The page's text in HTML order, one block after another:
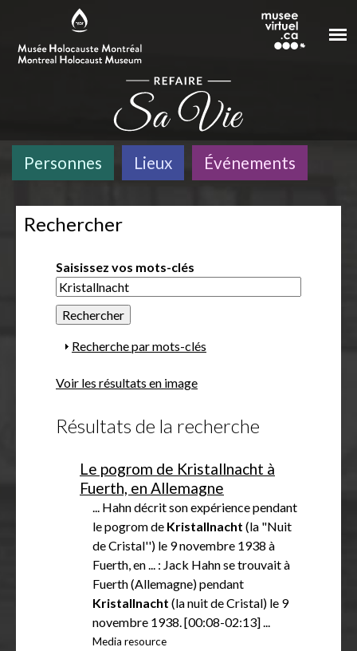
Personnes Lieux Événements
Rechercher
Saisissez vos mots-clés
A
f
c
Recherche par mots-clés
Voir les résultats en image
Résultats de la recherche
Le pogrom de Kristallnacht à
Fuerth, en Allemagne
... Hahn décrit son expérience pendant
le pogrom de Kristallnacht (la "Nuit
de Cristal'') le 9 novembre 1938 à
Fuerth, en ... : Jack Hahn se trouvait à
Fuerth (Allemagne) pendant
Kristallnacht (la nuit de Cristal) le 9
novembre 1938. [00:08-02:13] ...
Media resource